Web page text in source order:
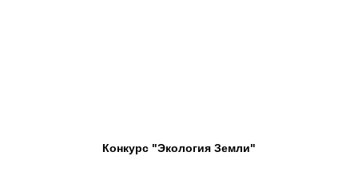
Конкурс "Экология Земли"